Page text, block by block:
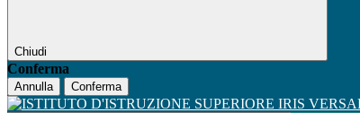
Chiudi
Conferma
Annulla Conferma